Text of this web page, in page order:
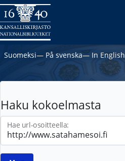
Suomeksi― På svenska― In English
Haku kokoelmasta
Hae url-osoitteella: